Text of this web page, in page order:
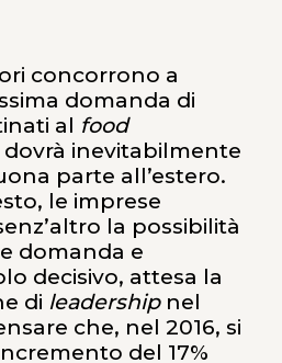
concorrono a
domanda di
al food
dovrà inevitabilmente
parte all’estero.
le imprese
la possibilità
domanda e
decisivo, attesa la
di leadershipnel
che, nel 2016, si
del 17%